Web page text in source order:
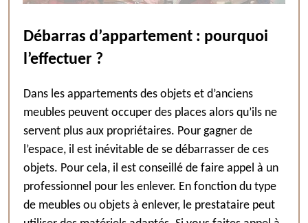
Débarras d’appartement : pourquoi
l’effectuer ?
Dans les appartements des objets et d’anciens
meubles peuvent occuper des places alors qu’ils ne
servent plus aux propriétaires. Pour gagner de
l’espace, il est inévitable de se débarrasser de ces
objets. Pour cela, il est conseillé de faire appel à un
professionnel pour les enlever. En fonction du type
de meubles ou objets à enlever, le prestataire peut